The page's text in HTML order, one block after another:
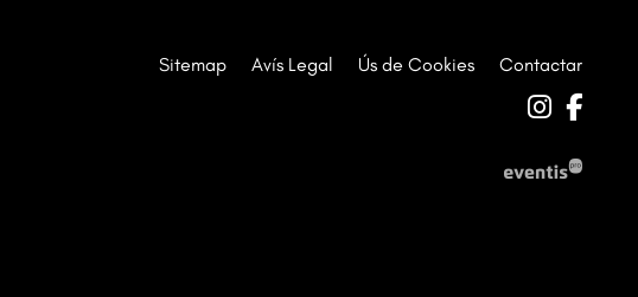
Sitemap Avís Legal Ús de Cookies Contactar
Link a
Link